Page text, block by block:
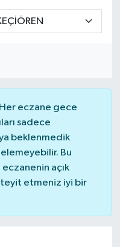
Her eczane gece
sadece
beklenmedik
Bu
açık
teyit etmeniz iyi bir